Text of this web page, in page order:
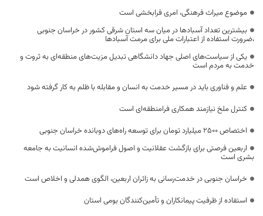
موضوع میراث فرهنگی، امری فرابخشی است
بیشترین تعداد آسبادها در میان سه استان شرقی کشور در خراسان جنوبی
،ضرورت استفاده از اعتبارات ملی برای مرمت آسبادها
یکی از سیاست‌های اصلی جهاد دانشگاهی تبدیل مزیت‌های منطقه‌ای به ثروت و
خدمت به مردم است
علم و فناوری باید در مسیر خدمت به انسان و مقابله با ظلم به کار گرفته شود
کنترل ملخ نیازمند همکاری فرامنطقه‌ای است
اختصاص 2500 میلیارد تومان برای توسعه راه‌های دوبانده خراسان جنوبی
اربعین فرصتی برای بازگشت عقلانیت و اصول فراموش‌شده انسانیت به جامعه
بشری است
خراسان جنوبی در خدمت‌رسانی به زائران اربعین، الگوی همدلی و اخلاص است
استفاده از ظرفیت پیمانکاران و تأمین‌کنندگان بومی استان